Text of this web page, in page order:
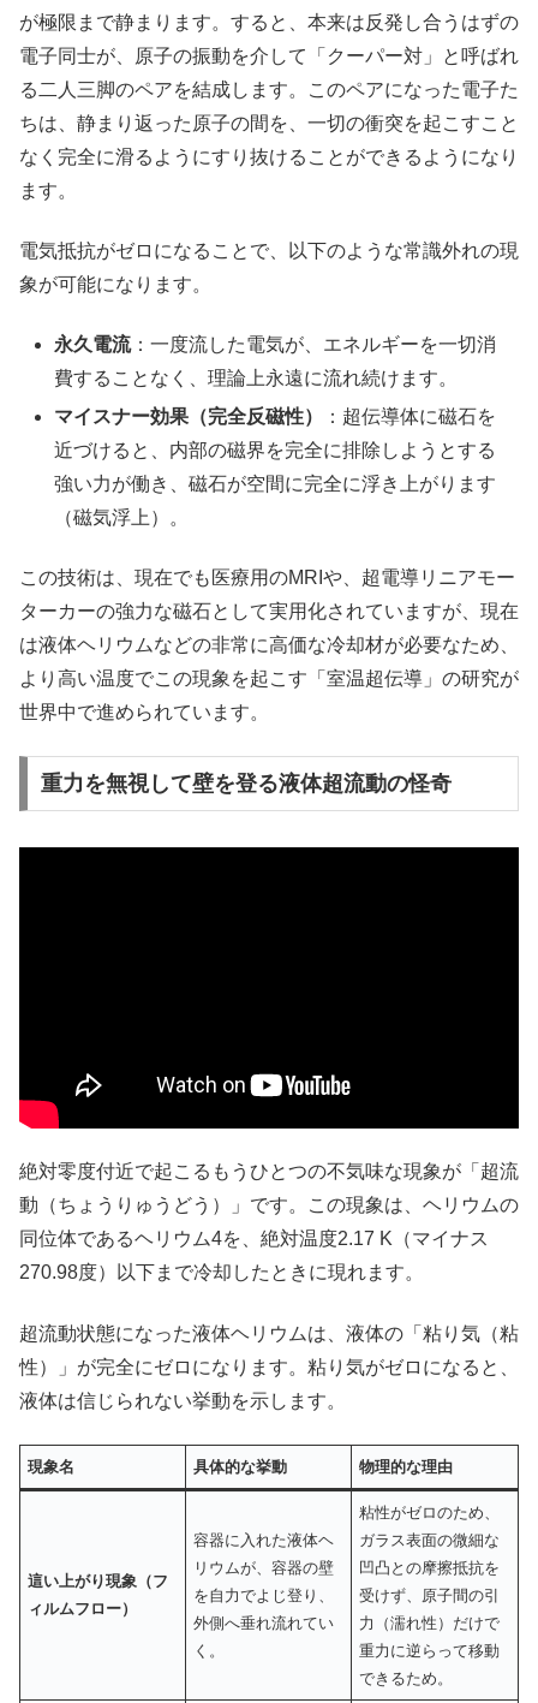
が極限まで静まります。すると、本来は反発し合うはずの
電子同士が、原子の振動を介して「クーパー対」と呼ばれ
る二人三脚のペアを結成します。このペアになった電子た
ちは、静まり返った原子の間を、一切の衝突を起こすこと
なく完全に滑るようにすり抜けることができるようになり
ます。
電気抵抗がゼロになることで、以下のような常識外れの現
象が可能になります。
永久電流：一度流した電気が、エネルギーを一切消
費することなく、理論上永遠に流れ続けます。
マイスナー効果（完全反磁性）
：超伝導体に磁石を
近づけると、内部の磁界を完全に排除しようとする
強い力が働き、磁石が空間に完全に浮き上がります
（磁気浮上）。
この技術は、現在でも医療用のMRIや、超電導リニアモー
ターカーの強力な磁石として実用化されていますが、現在
は液体ヘリウムなどの非常に高価な冷却材が必要なため、
より高い温度でこの現象を起こす「室温超伝導」の研究が
世界中で進められています。
重力を無視して壁を登る液体超流動の怪奇
絶対零度付近で起こるもうひとつの不気味な現象が「超流
動（ちょうりゅうどう）」です。この現象は、ヘリウムの
同位体であるヘリウム4を、絶対温度2.17 K（マイナス
270.98度）以下まで冷却したときに現れます。
超流動状態になった液体ヘリウムは、液体の「粘り気（粘
性）」が完全にゼロになります。粘り気がゼロになると、
液体は信じられない挙動を示します。
現象名 具体的な挙動 物理的な理由
這い上がり現象（フ
ィルムフロー）
容器に入れた液体ヘ
リウムが、容器の壁
を自力でよじ登り、
外側へ垂れ流れてい
く。
粘性がゼロのため、
ガラス表面の微細な
凹凸との摩擦抵抗を
受けず、原子間の引
力（濡れ性）だけで
重力に逆らって移動
できるため。